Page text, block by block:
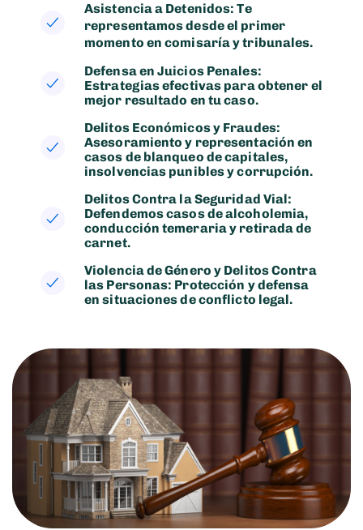
Asistencia a Detenidos: Te
representamos desde el primer
momento en comisaría y tribunales.
Defensa en Juicios Penales:
Estrategias efectivas para obtener el
mejor resultado en tu caso.
Delitos Económicos y Fraudes:
Asesoramiento y representación en
casos de blanqueo de capitales,
insolvencias punibles y corrupción.
Delitos Contra la Seguridad Vial:
Defendemos casos de alcoholemia,
conducción temeraria y retirada de
carnet.
Violencia de Género y Delitos Contra
las Personas: Protección y defensa
en situaciones de conflicto legal.